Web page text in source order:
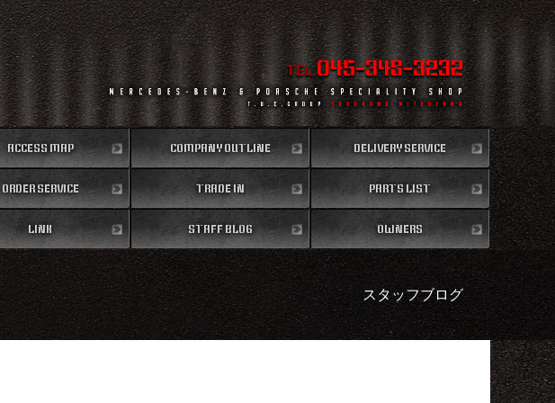
TEL.045-348-3232
ACCESS MAP
地図
COMPANY OUTLINE
会社概要
DELIVERY SERVICE
全国納車
ORDER SERVICE
注文販売
TRADE IN
買取無料査定
PARTS LIST
パーツリスト
LINK
リンク
STAFF BLOG
スタッフブログ
OWNERS
納車情報
スタッフブログ